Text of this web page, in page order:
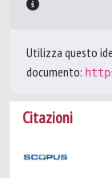
Utilizza questo
documento:
Citazioni